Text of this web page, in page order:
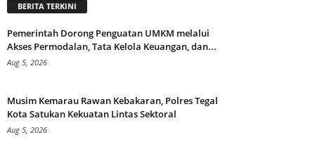
BERITA TERKINI
Pemerintah Dorong Penguatan UMKM melalui
Akses Permodalan, Tata Kelola Keuangan, dan...
Aug 5, 2026
Musim Kemarau Rawan Kebakaran, Polres Tegal
Kota Satukan Kekuatan Lintas Sektoral
Aug 5, 2026